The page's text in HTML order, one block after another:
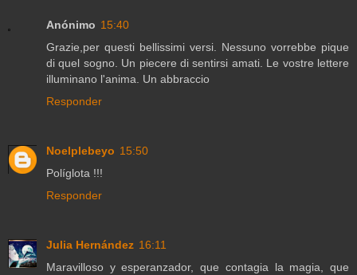
Anónimo 15:40
Grazie,per questi bellissimi versi. Nessuno vorrebbe pique
di quel sogno. Un piecere di sentirsi amati. Le vostre lettere
illuminano l'anima. Un abbraccio
Responder
Noelplebeyo 15:50
Políglota !!!
Responder
Julia Hernández 16:11
Maravilloso y esperanzador, que contagia la magia, que